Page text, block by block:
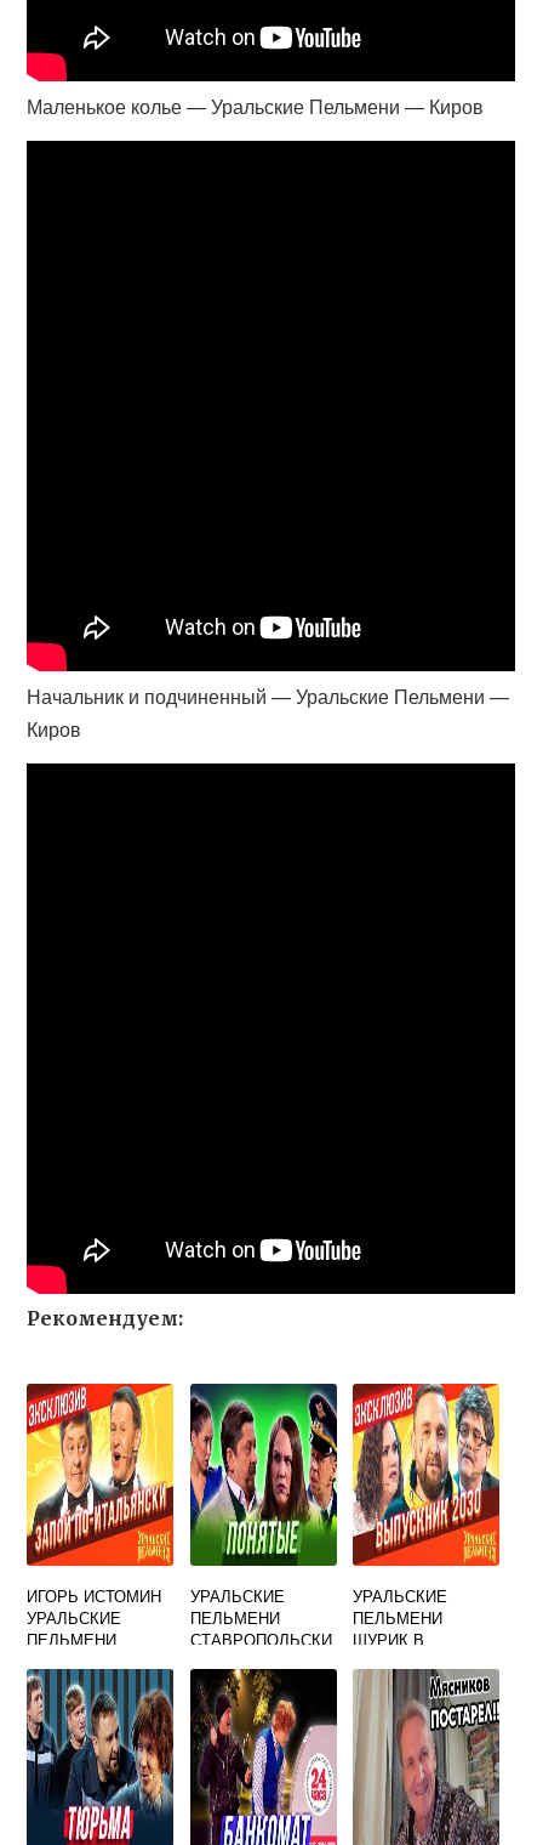
Маленькое колье — Уральские Пельмени — Киров
Начальник и подчиненный — Уральские Пельмени —
Киров
Рекомендуем:
ИГОРЬ ИСТОМИН
УРАЛЬСКИЕ
ПЕЛЬМЕНИ
УРАЛЬСКИЕ
ПЕЛЬМЕНИ
СТАВРОПОЛЬСКИ
УРАЛЬСКИЕ
ПЕЛЬМЕНИ
ШУРИК В